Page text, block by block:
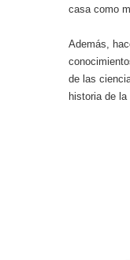
casa como
Además,
de las
historia de